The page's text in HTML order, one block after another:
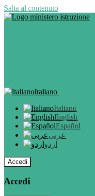
Salta al contenuto
Italiano
Italiano
English
Español
عربى
اردو
Accedi
Accedi